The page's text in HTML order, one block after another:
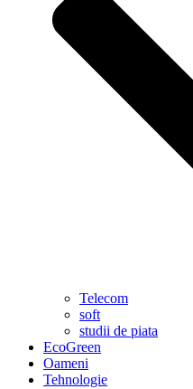
Telecom
soft
studii de piata
EcoGreen
Oameni
Tehnologie